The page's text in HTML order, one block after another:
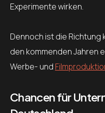
Experimente wirken.
Dennoch ist die Richtung
den kommenden Jahren
Werbe- und
Chancen für